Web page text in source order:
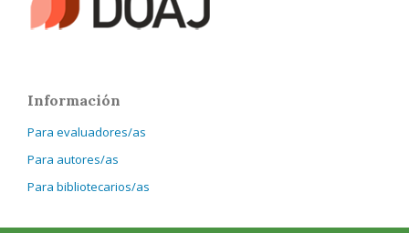
Información
Para evaluadores/as
Para autores/as
Para bibliotecarios/as